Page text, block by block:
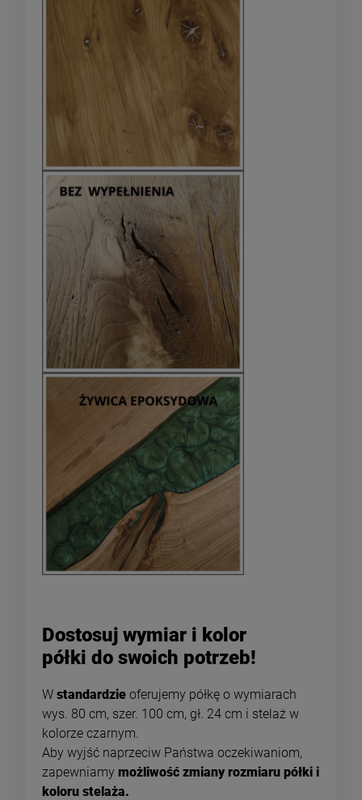
Dostosuj wymiar i kolor
półki do swoich potrzeb!
W standardzie oferujemy półkę o wymiarach
wys. 80 cm, szer. 100 cm, gł. 24 cm i stelaż w
kolorze czarnym.
Aby wyjść naprzeciw Państwa oczekiwaniom,
zapewniamy możliwość zmiany rozmiaru półki i
koloru stelaża.